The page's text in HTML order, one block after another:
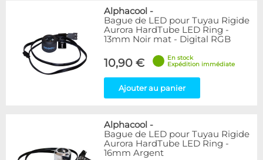
9
15
Plexi
5
Rouge
Transparent
40
Vert
Disponibilité / Promotions
Articles en promotions
Appliquer
Alphacool -
Bague de LED pour Tuyau Rigide
Aurora HardTube LED Ring -
13mm Noir mat - Digital RGB
10,90 €
En stock
Expédition immédiate
Ajouter au panier
Alphacool -
Bague de LED pour Tuyau Rigide
Aurora HardTube LED Ring -
16mm Argent